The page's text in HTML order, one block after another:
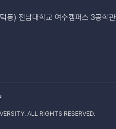
동) 전남대학교 여수캠퍼스 3공학관
ALL RIGHTS RESERVED.